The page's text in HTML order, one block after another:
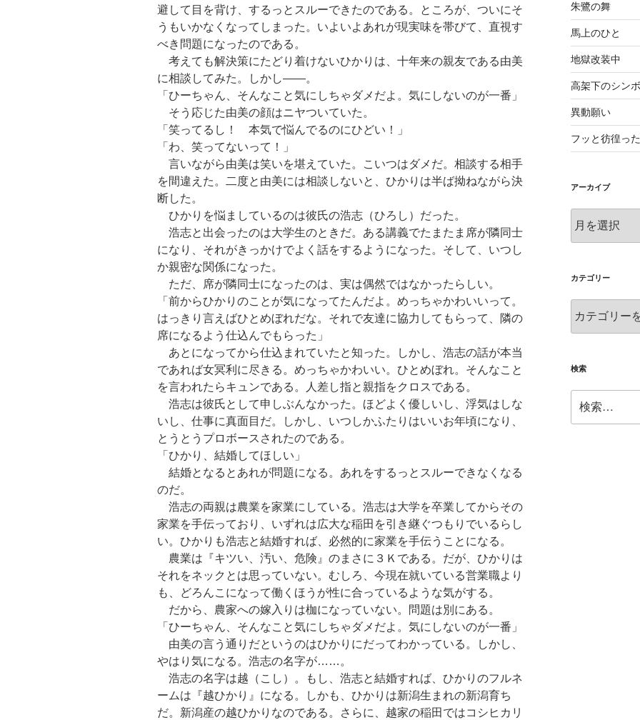
避して目を背け、するっとスルーできたのである。ところが、ついにそ
うもいかなくなってしまった。いよいよあれが現実味を帯びて、直視す
べき問題になったのである。
考えても解決策にたどり着けないひかりは、十年来の親友である由美
に相談してみた。しかし――。
「ひーちゃん、そんなこと気にしちゃダメだよ。気にしないのが一番」
そう応じた由美の顔はニヤついていた。
「笑ってるし！ 本気で悩んでるのにひどい！」
「わ、笑ってないって！」
言いながら由美は笑いを堪えていた。こいつはダメだ。相談する相手
を間違えた。二度と由美には相談しないと、ひかりは半ば拗ねながら決
断した。
ひかりを悩ましているのは彼氏の浩志（ひろし）だった。
浩志と出会ったのは大学生のときだ。ある講義でたまたま席が隣同士
になり、それがきっかけでよく話をするようになった。そして、いつし
か親密な関係になった。
ただ、席が隣同士になったのは、実は偶然ではなかったらしい。
「前からひかりのことが気になってたんだよ。めっちゃかわいいって。
はっきり言えばひとめぼれだな。それで友達に協力してもらって、隣の
席になるよう仕込んでもらった」
あとになってから仕込まれていたと知った。しかし、浩志の話が本当
であれば女冥利に尽きる。めっちゃかわいい。ひとめぼれ。そんなこと
を言われたらキュンである。人差し指と親指をクロスである。
浩志は彼氏として申しぶんなかった。ほどよく優しいし、浮気はしな
いし、仕事に真面目だ。しかし、いつしかふたりはいいお年頃になり、
とうとうプロボースされたのである。
「ひかり、結婚してほしい」
結婚となるとあれが問題になる。あれをするっとスルーできなくなる
のだ。
浩志の両親は農業を家業にしている。浩志は大学を卒業してからその
家業を手伝っており、いずれは広大な稲田を引き継ぐつもりでいるらし
い。ひかりも浩志と結婚すれば、必然的に家業を手伝うことになる。
農業は『キツい、汚い、危険』のまさに３Ｋである。だが、ひかりは
それをネックとは思っていない。むしろ、今現在就いている営業職より
も、どろんこになって働くほうが性に合っているような気がする。
だから、農家への嫁入りは枷になっていない。問題は別にある。
「ひーちゃん、そんなこと気にしちゃダメだよ。気にしないのが一番」
由美の言う通りだというのはひかりにだってわかっている。しかし、
やはり気になる。浩志の名字が……。
浩志の名字は越（こし）。もし、浩志と結婚すれば、ひかりのフルネ
ームは『越ひかり』になる。しかも、ひかりは新潟生まれの新潟育ち
だ。新潟産の越ひかりなのである。さらに、越家の稲田ではコシヒカリ
朱鷺の舞
馬上のひと
地獄改装中
高架下のシン
異動願い
フッと彷徨っ
アーカイブ
ー
ブ
カテゴリー
テ
ー
検索
索: